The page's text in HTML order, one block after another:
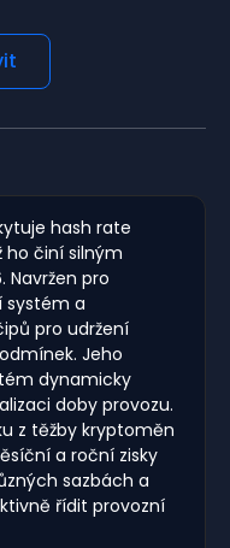
hash rate
ho činí silným
Navržen pro
systém a
pro udržení
Jeho
dynamicky
doby provozu.
z těžby kryptoměn
a roční zisky
sazbách a
řídit provozní